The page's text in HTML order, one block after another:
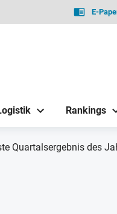
E-
Rankings
Quartalsergebnis des